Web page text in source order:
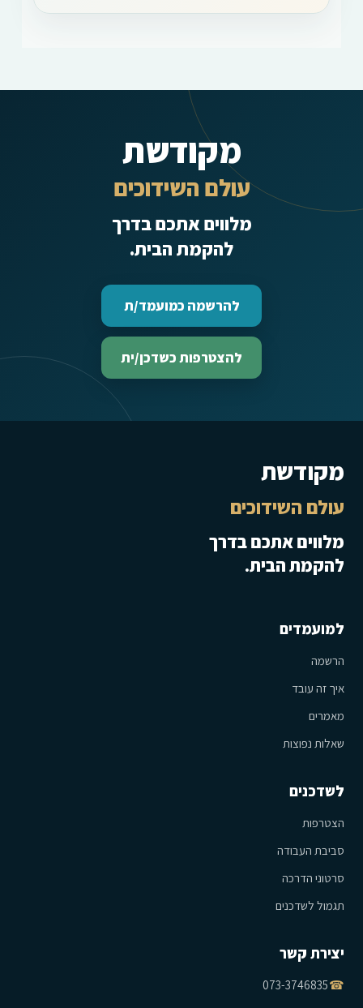
מקודשת
עולם השידוכים
מלווים אתכם בדרך
להקמת הבית.
להרשמה כמועמד/ת
להצטרפות כשדכן/ית
מקודשת
עולם השידוכים
מלווים אתכם בדרך
להקמת הבית.
למועמדים
הרשמה
איך זה עובד
מאמרים
שאלות נפוצות
לשדכנים
הצטרפות
סביבת העבודה
סרטוני הדרכה
תגמול לשדכנים
יצירת קשר
☎
073-3746835